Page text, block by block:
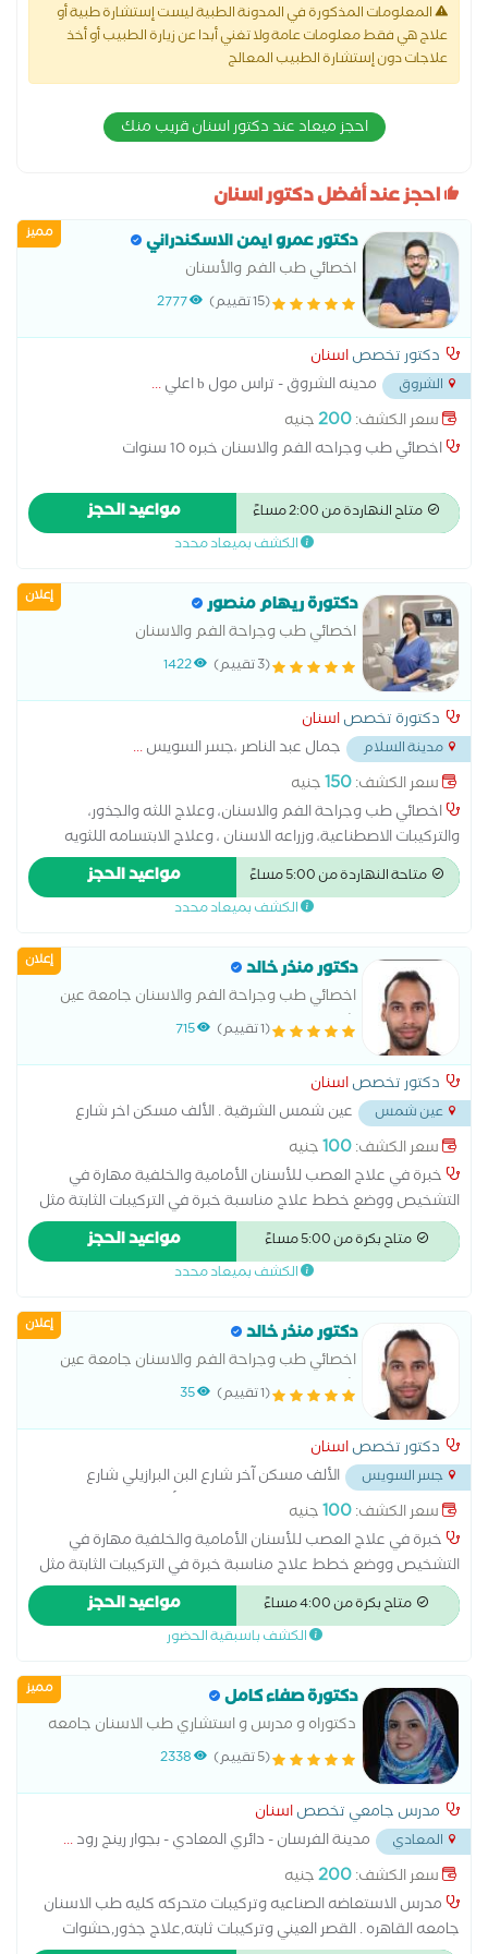
المعلومات المذكورة في المدونة الطبية ليست إستشارة طبية أو
علاج هي فقط معلومات عامة ولا تغني أبدا عن زيارة الطبيب أو أخذ
علاجات دون إستشارة الطبيب المعالج
احجز ميعاد عند دكتور اسنان قريب منك
احجز عند أفضل دكتور اسنان
مميز دكتور عمرو ايمن الاسكندراني
اخصائي طب الفم والأسنان
(15 تقييم) 2777
دكتور تخصصاسنان
الشروق مدينه الشروق - تراس مول b اعلي
...
سعر الكشف:200جنيه
اخصائي طب وجراحه الفم والاسنان خبره 10 سنوات
متاح النهاردة من 2:00 مساءً مواعيد الحجز
الكشف بميعاد محدد
إعلان دكتورة ريهام منصور
اخصائي طب وجراحة الفم والاسنان
(3 تقييم) 1422
دكتورة تخصصاسنان
مدينة السلام جمال عبد الناصر ،جسر السويس...
سعر الكشف:150جنيه
اخصائي طب وجراحة الفم والاسنان، وعلاج اللثه والجذور،
والتركيبات الاصطناعية، وزراعه الاسنان ، وعلاج الابتسامه اللثويه
بكالوريوس طب الفم والاسنان جامعه الازهر خبره 15 عام ماجيستير
زراعه الاسنان دبلومه Botox and fillers injections
متاحة النهاردة من 5:00 مساءً مواعيد الحجز
الكشف بميعاد محدد
إعلان دكتور منذر خالد
اخصائي طب وجراحة الفم والاسنان جامعة عين
شمس
(1 تقييم) 715
دكتور تخصصاسنان
عين شمس
عين شمس الشرقية . الألف مسكن اخر شارع
البن البرازيلى ١١ ش عبد المحسن الوسيمى تقاطع شارع الانتاج اعلى
البان المغربى . امام ماركت اولاد محمود ...
سعر الكشف:100جنيه
خبرة في علاج العصب للأسنان الأمامية والخلفية مهارة في
التشخيص ووضع خطط علاج مناسبة خبرة في التركيبات الثابتة مثل
التيجان والجسور خبرة في التركيبات المتحركة والأطقم الجزئية
والكاملة إجراء جميع أنواع الحشوات التجميلية والعلاجية خبرة في
خلع الأسنان البسيط والجراحي الاهتمام براحة المريض وجودة العلاج
وقائية وعلاجية عالية الجودة تطوير مستمر للمهارات ومواكبة
التقنيات الحديثة
متاح بكرة من 5:00 مساءً مواعيد الحجز
الكشف بميعاد محدد
إعلان دكتور منذر خالد
اخصائي طب وجراحة الفم والاسنان جامعة عين
شمس
(1 تقييم) 35
دكتور تخصصاسنان
جسر السويس
الألف مسكن آخر شارع البن البرازيلي شارع
عبدالمحسن المسيمي تقاطع شارع الإنتاج اعلي ألبان المغربي
سعر الكشف:100جنيه
خبرة في علاج العصب للأسنان الأمامية والخلفية مهارة في
التشخيص ووضع خطط علاج مناسبة خبرة في التركيبات الثابتة مثل
التيجان والجسور خبرة في التركيبات المتحركة والأطقم الجزئية
والكاملة إجراء جميع أنواع الحشوات التجميلية والعلاجية خبرة في
خلع الأسنان البسيط والجراحي الاهتمام براحة المريض وجودة العلاج
وقائية وعلاجية عالية الجودة تطوير مستمر للمهارات ومواكبة
التقنيات الحديثة
متاح بكرة من 4:00 مساءً مواعيد الحجز
الكشف باسبقية الحضور
مميز دكتورة صفاء كامل
دكتوراه و مدرس و استشاري طب الاسنان جامعه
القاهرهدكتورة اسنان متخصص في اسنان بالغين،
تركيبات اسنان، اسنان مسنين، اشعة
(5 تقييم) 2338
مدرس جامعي تخصصاسنان
المعادي مدينة الفرسان - دائري المعادي - بجوار رينج رود...
سعر الكشف:200جنيه
مدرس الاستعاضه الصناعيه وتركيبات متحركه كليه طب الاسنان
جامعه القاهره . القصر العيني وتركيبات ثابته,علاج جذور,حشوات